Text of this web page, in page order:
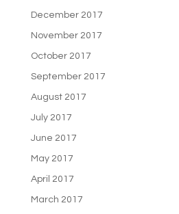
December 2017
November 2017
October 2017
September 2017
August 2017
July 2017
June 2017
May 2017
April 2017
March 2017